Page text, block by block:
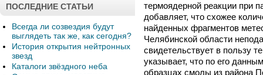
ПОСЛЕДНИЕ СТАТЬИ
Всегда ли созвездия будут
выглядеть так же, как сегодня?
История открытия нейтронных
звезд
Каталоги звёздного неба
термоядерной реакции при
добавляет, что схожее
найденных фрагментов
Челябинской области
свидетельствует в пользу
указывает, что по его
образцах смолы из района